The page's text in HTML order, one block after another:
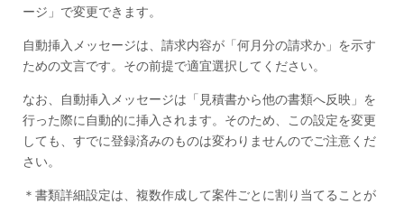
ージ」で変更できます。
自動挿入メッセージは、請求内容が「何月分の請求か」を示す
ための文言です。その前提で適宜選択してください。
なお、自動挿入メッセージは「見積書から他の書類へ反映」を
行った際に自動的に挿入されます。そのため、この設定を変更
しても、すでに登録済みのものは変わりませんのでご注意くだ
さい。
＊書類詳細設定は、複数作成して案件ごとに割り当てることが